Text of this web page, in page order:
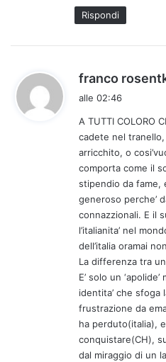
Rispondi
franco
alle 02:46
A TUTTI COLORO
cadete nel
arricchito, o
comporta come il
stipendio da fame,
generoso perche’
connazzionali. E il
l’italianita’ nel
dell’italia oramai
La differenza tra
E’ solo un
identita’ che sfoga
frustrazione da
ha perduto(italia),
conquistare(CH),
dal miraggio di un